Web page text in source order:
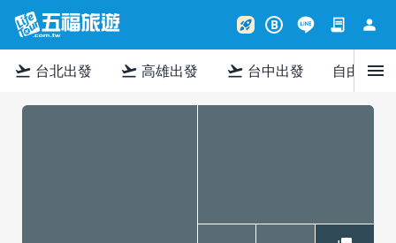
rocket_launch B contract person
flight_takeoff 台北出發 flight_takeoff 高雄出發 flight_takeoff 台中出發 自由行menu